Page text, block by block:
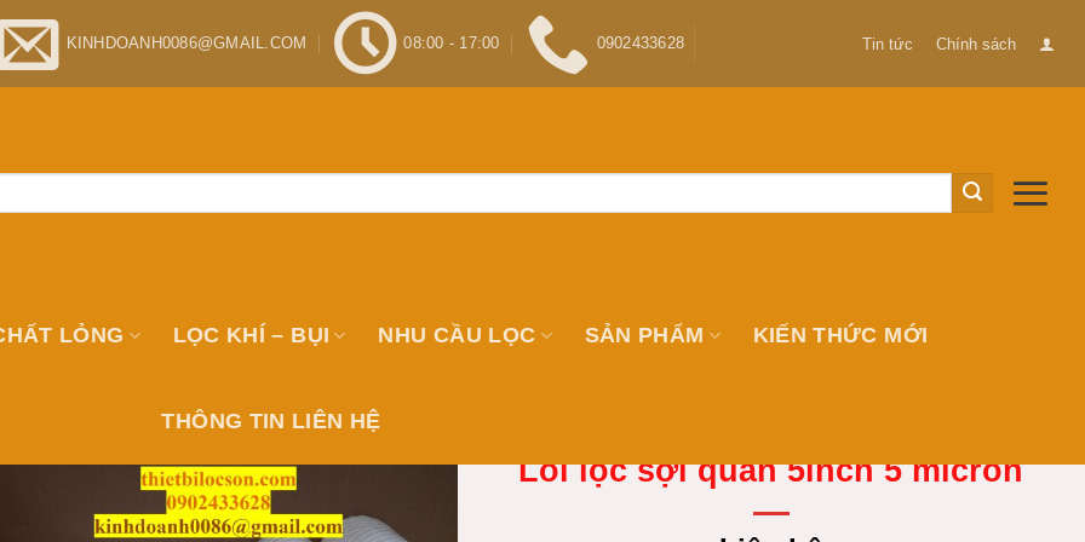
KINHDOANH0086@GMAIL.COM 08:00 - 17:00 0902433628 Tin tức Chính sách
LỎNG LỌC KHÍ – BỤI NHU CẦU LỌC SẢN PHẨM KIẾN THỨC MỚI
THÔNG TIN LIÊN HỆ
Lõi lọc sợi quấn 5inch 5 micron